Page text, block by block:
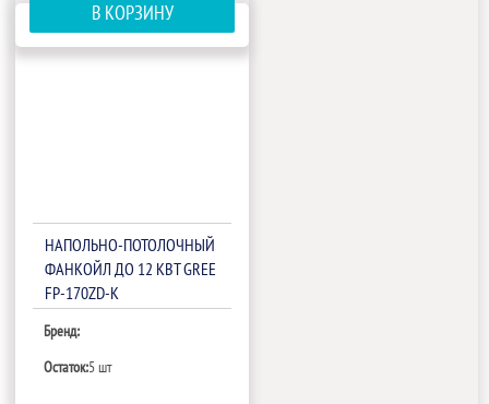
В КОРЗИНУ
НАПОЛЬНО-ПОТОЛОЧНЫЙ
ФАНКОЙЛ ДО 12 КВТ GREE
FP-170ZD-K
Бренд:
Остаток:5 шт